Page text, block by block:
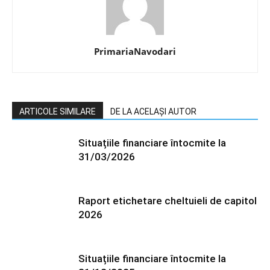
PrimariaNavodari
ARTICOLE SIMILARE DE LA ACELAȘI AUTOR
Situațiile financiare întocmite la
31/03/2026
Raport etichetare cheltuieli de capitol
2026
Situațiile financiare întocmite la